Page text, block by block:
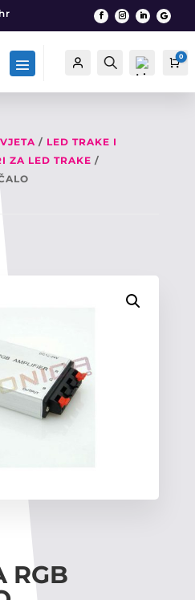
Račun Traži 0
/ LED TRAKE I
ZA LED TRAKE /
RGB